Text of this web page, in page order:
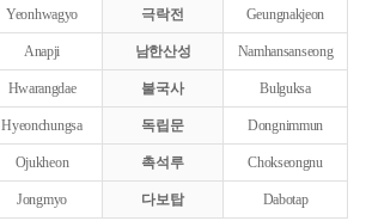
Yeonhwagyo 극락전 Geungnakjeon
Anapji 남한산성 Namhansanseong
Hwarangdae 불국사 Bulguksa
Hyeonchungsa 독립문 Dongnimmun
Ojukheon 촉석루 Chokseongnu
Jongmyo 다보탑 Dabotap